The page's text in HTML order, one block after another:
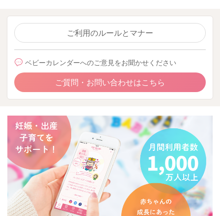
ご利用のルールとマナー
ベビーカレンダーへのご意見をお聞かせください
ご質問・お問い合わせはこちら